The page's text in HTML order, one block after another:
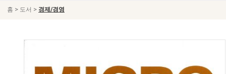
홈 > 도서 > 경제/경영